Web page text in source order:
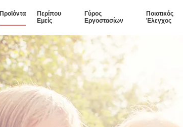
Προϊόντα
Περίπου
Εμείς
Γύρος
Εργοστασίων
Ποιοτικός
Έλεγχος